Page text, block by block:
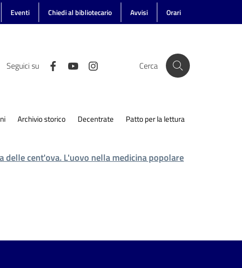
Eventi Chiedi al bibliotecario Avvisi Orari
Seguici su Cerca
Archivio storico Decentrate Patto per la lettura
delle cent'ova. L'uovo nella medicina popolare